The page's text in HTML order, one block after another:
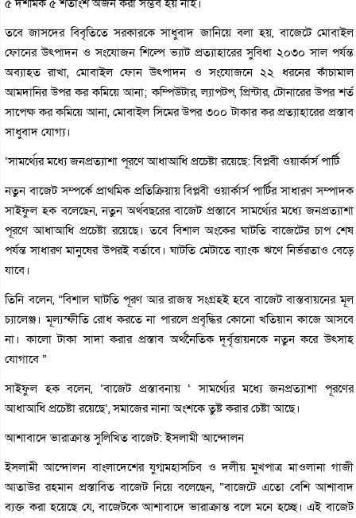
৫ দশমিক ৫ শতাংশ অর্জন করা সম্ভব হয় নাই।
তবে জাসদের বিবৃতিতে সরকারকে সাধুবাদ জানিয়ে বলা হয়, বাজেটে মোবাইল
ফোনের উৎপাদন ও সংযোজন শিল্পে ভ্যাট প্রত্যাহারের সুবিধা ২০৩০ সাল পর্যন্ত
অব্যাহত রাখা, মোবাইল ফোন উৎপাদন ও সংযোজনে ২২ ধরনের কাঁচামাল
আমদানির উপর কর কমিয়ে আনা; কম্পিউটার, ল্যাপটপ, প্রিন্টার, টোনারের উপর শর্ত
সাপেক্ষ কর কমিয়ে আনা, মোবাইল সিমের উপর ৩০০ টাকার কর প্রত্যাহারের প্রস্তাব
সাধুবাদ যোগ্য।
‘সামর্থ্যের মধ্যে জনপ্রত্যাশা পূরণে আধাআধি প্রচেষ্টা রয়েছে: বিপ্লবী ওয়ার্কার্স পার্টি
নতুন বাজেট সম্পর্কে প্রাথমিক প্রতিক্রিয়ায় বিপ্লবী ওয়ার্কার্স পার্টির সাধারণ সম্পাদক
সাইফুল হক বলেছেন, নতুন অর্থবছরের বাজেট প্রস্তাবে সামর্থ্যের মধ্যে জনপ্রত্যাশা
পূরণে আধাআধি প্রচেষ্টা রয়েছে। তবে বিশাল অংকের ঘাটতি বাজেটের চাপ শেষ
পর্যন্ত সাধারণ মানুষের উপরই বর্তাবে। ঘাটতি মেটাতে ব্যাংক ঋণে নির্ভরতাও বেড়ে
যাবে।
তিনি বলেন, “বিশাল ঘাটতি পূরণ আর রাজস্ব সংগ্রহই হবে বাজেট বাস্তবায়নের মূল
চ্যালেঞ্জ। মূল্যস্ফীতি রোধ করতে না পারলে প্রবৃদ্ধির কোনো খতিয়ান কাজে আসবে
না। কালো টাকা সাদা করার প্রস্তাব অর্থনৈতিক দূর্বৃত্তায়নকে নতুন করে উৎসাহ
যোগাবে “
সাইফুল হক বলেন, ‘বাজেট প্রস্তাবনায় ‘ সামর্থ্যের মধ্যে জনপ্রত্যাশা পূরণের
আধাআধি প্রচেষ্টা রয়েছে’, সমাজের নানা অংশকে তুষ্ট করার চেষ্টা আছে।
আশাবাদে ভারাক্রান্ত সুলিখিত বাজেট: ইসলামী আন্দোলন
ইসলামী আন্দোলন বাংলাদেশের যুগ্মমহাসচিব ও দলীয় মুখপাত্র মাওলানা গাজী
আতাউর রহমান প্রস্তাবিত বাজেট নিয়ে বলেছেন, “বাজেটে এতো বেশি আশাবাদ
ব্যক্ত করা হয়েছে যে, বাজেটকে আশাবাদে ভারাক্রান্ত বলে মনে হচ্ছে। এই বাজেট